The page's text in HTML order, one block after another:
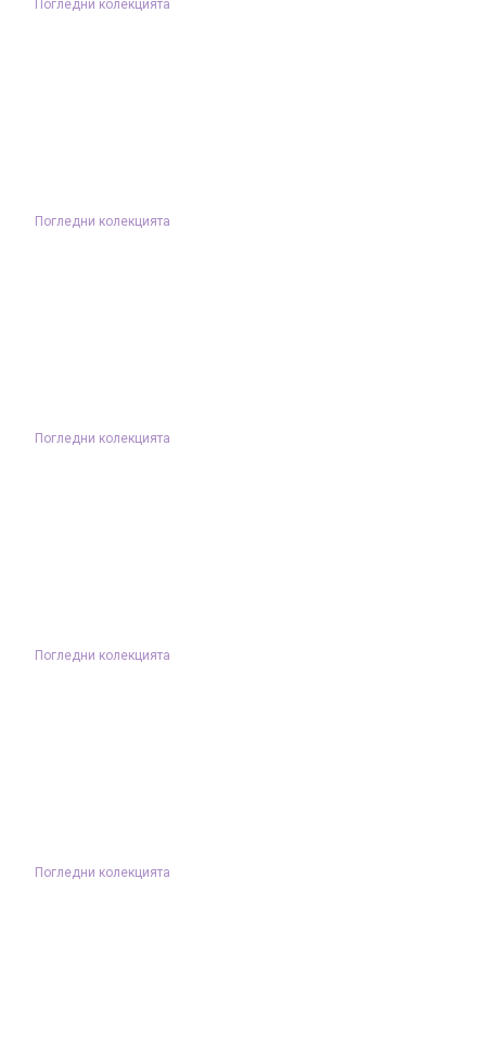
Погледни колекцията
Погледни колекцията
Погледни колекцията
Погледни колекцията
Погледни колекцията